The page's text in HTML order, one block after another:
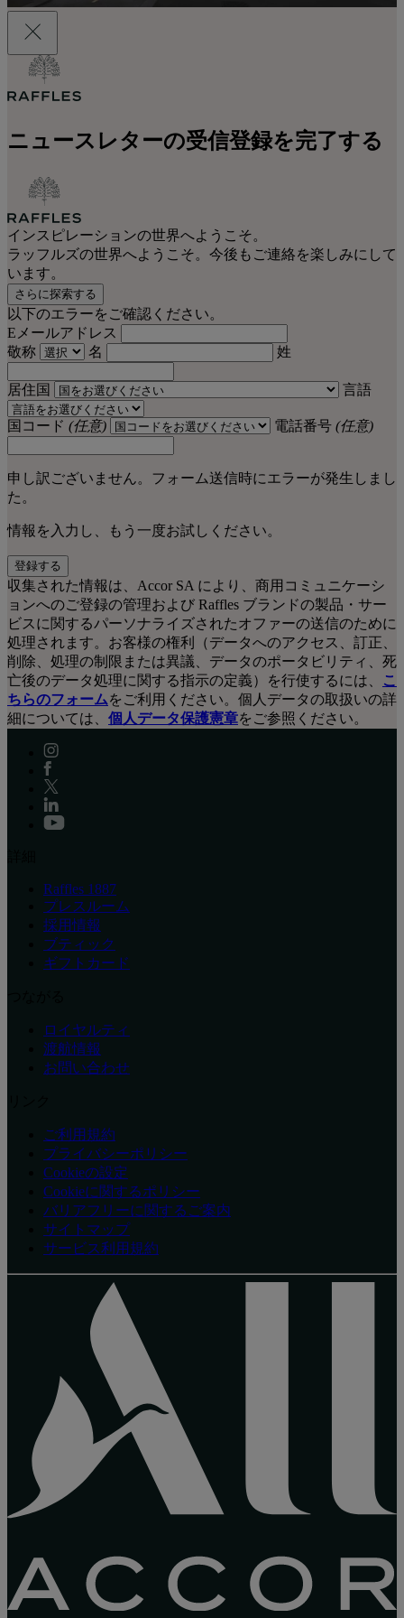
ニュースレターの受信登録を完了する
インスピレーションの世界へようこそ。
ラッフルズの世界へようこそ。今後もご連絡を楽しみにして
います。
さらに探索する
以下のエラーをご確認ください。
Eメールアドレス
敬称
名 姓
居住国 言語
国コード (任意) 電話番号 (任意)
申し訳ございません。フォーム送信時にエラーが発生しまし
た。
情報を入力し、もう一度お試しください。
登録する
収集された情報は、Accor SA により、商用コミュニケーシ
ョンへのご登録の管理および Raffles ブランドの製品・サー
ビスに関するパーソナライズされたオファーの送信のために
処理されます。お客様の権利（データへのアクセス、訂正、
削除、処理の制限または異議、データのポータビリティ、死
亡後のデータ処理に関する指示の定義）を行使するには、
こ
ちらのフォームをご利用ください。個人データの取扱いの詳
細については、 個人データ保護憲章をご参照ください。
Raffles 1887
プレスルーム
採用情報
ブティック
ギフトカード
ロイヤルティ
渡航情報
お問い合わせ
ご利用規約
プライバシーポリシー
Cookieの設定
Cookieに関するポリシー
バリアフリーに関するご案内
サイトマップ
サービス利用規約